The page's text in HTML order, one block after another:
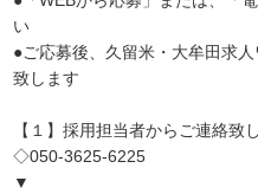
い
●ご応募後、久留米・大牟田求
致します
【１】採用担当者からご連絡致
◇050-3625-6225
▼